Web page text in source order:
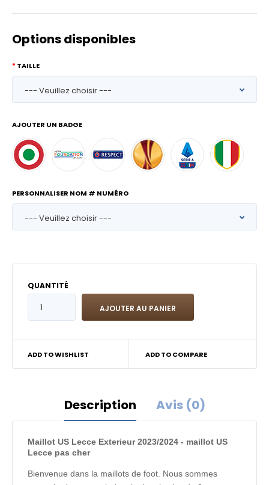
Options disponibles
TAILLE
AJOUTER UN BADGE
PERSONNALISER NOM # NUMÉRO
QUANTITÉ
ADD TO WISHLIST ADD TO COMPARE
Description Avis (0)
Maillot US Lecce Exterieur 2023/2024 - maillot US
Lecce pas cher
Bienvenue dans la maillots de foot. Nous sommes